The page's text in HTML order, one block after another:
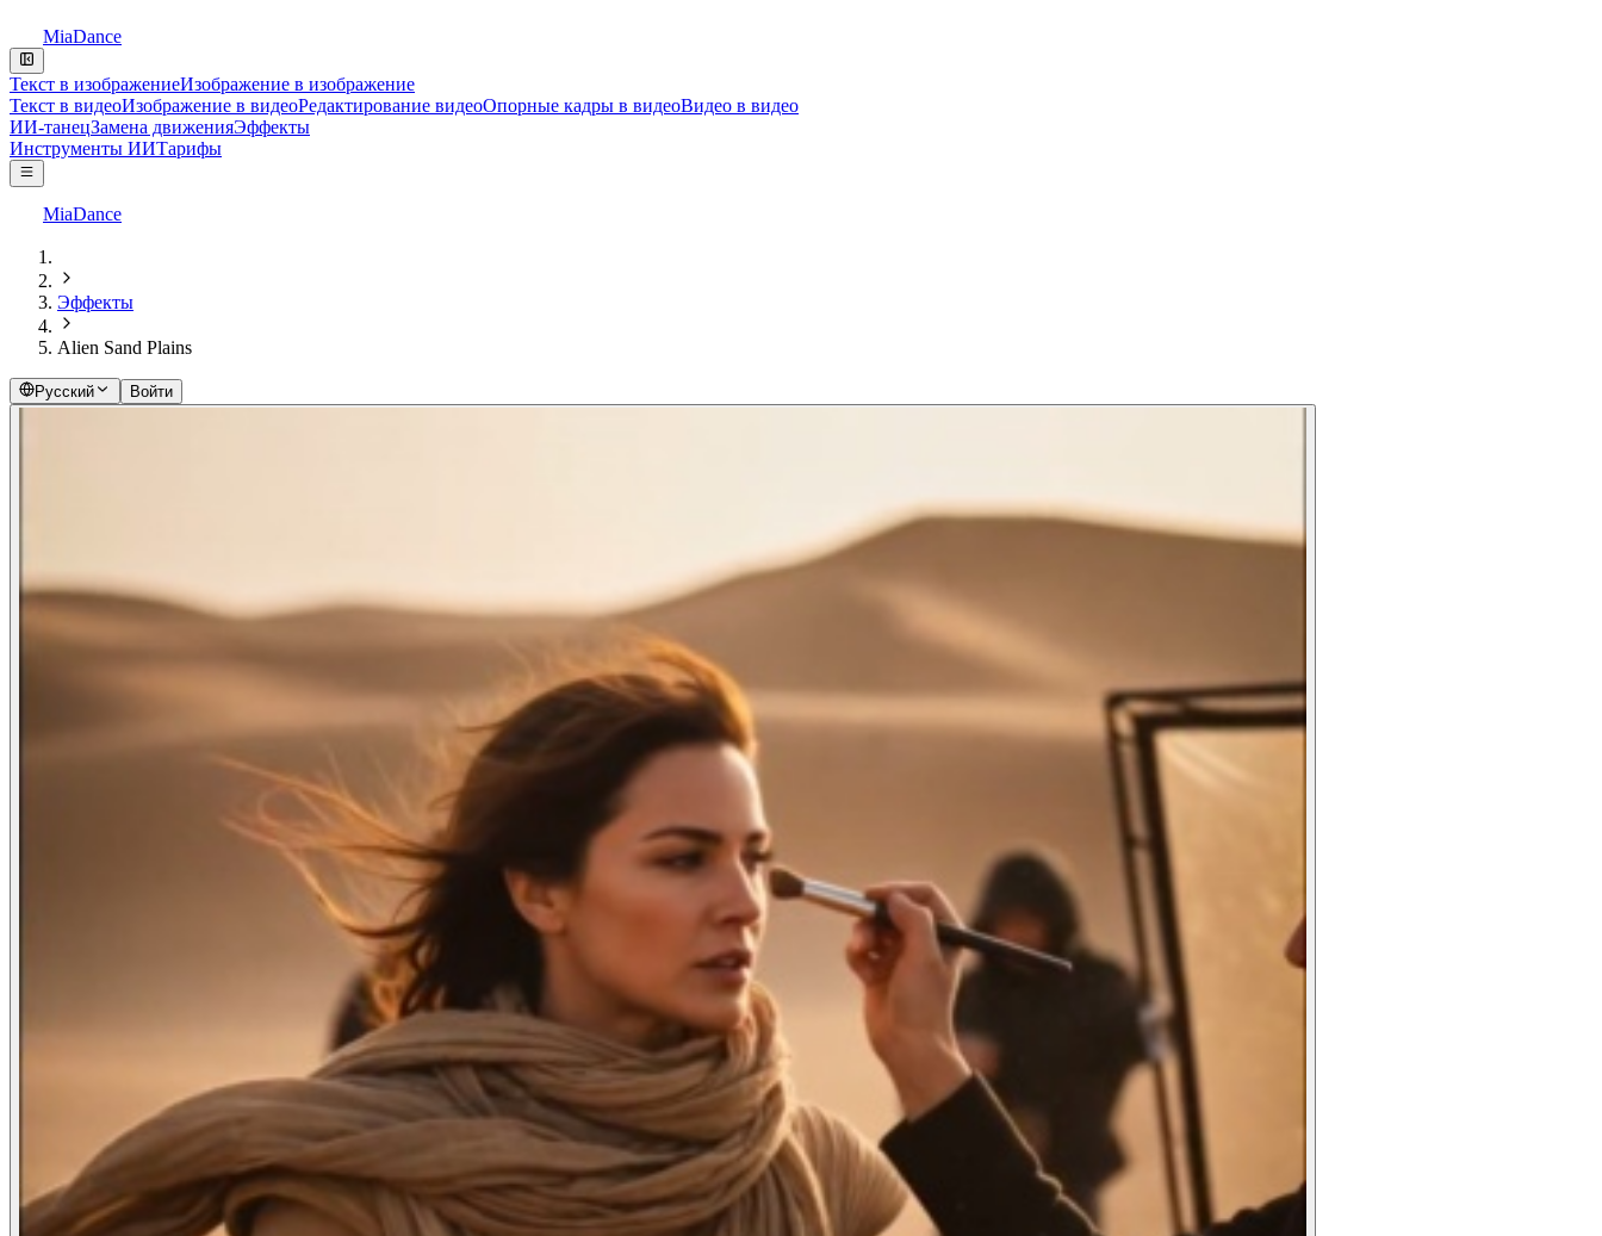
MiaDance
Текст в изображениеИзображение в изображение
Текст в видеоИзображение в видеоРедактирование видеоОпорные кадры в видеоВидео в видео
ИИ-танецЗамена движенияЭффекты
Инструменты ИИТарифы
MiaDance
Эффекты
Alien Sand Plains
Русский Войти